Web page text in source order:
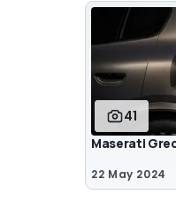
41
Maserati
22 May 2024